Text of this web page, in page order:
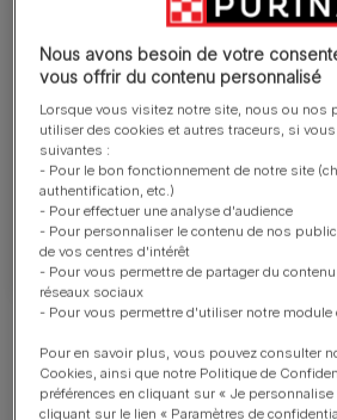
Découvrez les
Purina® ONE®
Une nouvelle texture pour
une délicieuse terrine associée
tendres et des légumes cuits
une haute nutrition et le bien-
chats
Découvrir nos
Nous avons besoin de votre
vous offrir du contenu personnalisé
Lorsque vous visitez notre site, nous ou nos
utiliser des cookies et autres traceurs, si
suivantes :
- Pour le bon fonctionnement de notre site
authentification, etc.)
- Pour effectuer une analyse d'audience
- Pour personnaliser le contenu de nos
de vos centres d'intérêt
- Pour vous permettre de partager du
réseaux sociaux
- Pour vous permettre d'utiliser notre module
Pour en savoir plus, vous pouvez consulter
Cookies, ainsi que notre Politique de
préférences en cliquant sur « Je
cliquant sur le lien « Paramètres de